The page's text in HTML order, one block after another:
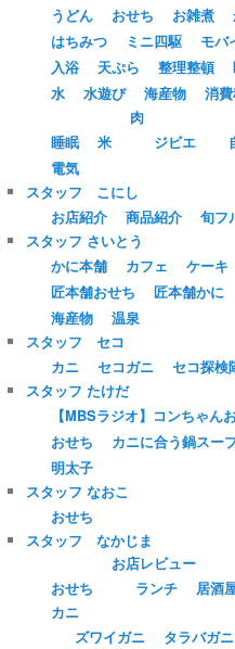
うどん
おせち お雑煮
はちみつ
ミニ四駆 モバ
入浴
天ぷら 整理整頓
水
水遊び 海産物 消
睡眠 米
肉
ジビエ
電気
スタッフ こにし
お店紹介
商品紹介
旬フ
スタッフ さいとう
かに本舗
カフェ ケーキ
匠本舗おせち
匠本舗かに
海産物
温泉
スタッフ セコ
カニ
セコガニ セコ探検
スタッフ たけだ
【MBSラジオ】コンちゃん
おせち
カニに合う鍋スー
明太子
スタッフ なおこ
おせち
スタッフ なかじま
おせち
お店レビュー
ランチ
居酒
カニ
ズワイガニ
タラバガニ